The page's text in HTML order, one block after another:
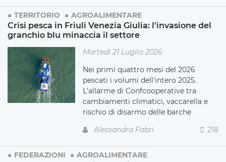
TERRITORIO AGROALIMENTARE
Crisi pesca in Friuli Venezia Giulia: l'invasione del
granchio blu minaccia il settore
Martedì 21 Luglio 2026
Nei primi quattro mesi del 2026
pescati i volumi dell'intero 2025.
L'allarme di Confcooperative tra
cambiamenti climatici, vaccarella e
rischio di disarmo delle barche
Alessandra Fabri
218
FEDERAZIONI AGROALIMENTARE